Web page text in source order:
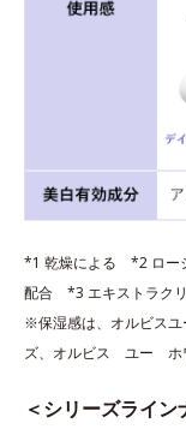
*1 乾燥による *2 ロー
配合 *3 エキストラク
※保湿感は、オルビス
ズ、オルビス ユー ホ
＜シリーズライン